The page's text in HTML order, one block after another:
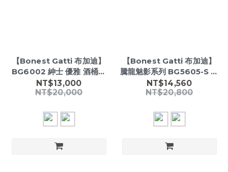
【Bonest Gatti 布加迪】
BG6002 紳士 優雅 酒桶型
藍寶石玻璃 男士 夜光 機械
手錶 (附品牌精美賽車禮盒)
NT$13,000
NT$20,000
【Bonest Gatti 布加迪】
騰龍魅影系列 BG5605-S 酒
桶款 晶鑽錶圈 動能儲存 立體
鏤空錶盤 夜光 不鏽鋼 機械
NT$14,560
NT$20,800